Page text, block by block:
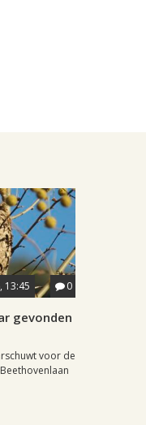
13:45 0
gevonden
voor de